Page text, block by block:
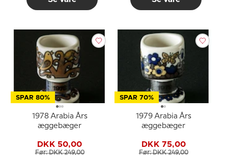
SPAR 80%
1978 Arabia Års
æggebæger
DKK 50,00
Før: DKK 249,00
SPAR 70%
1979 Arabia Års
æggebæger
DKK 75,00
Før: DKK 249,00